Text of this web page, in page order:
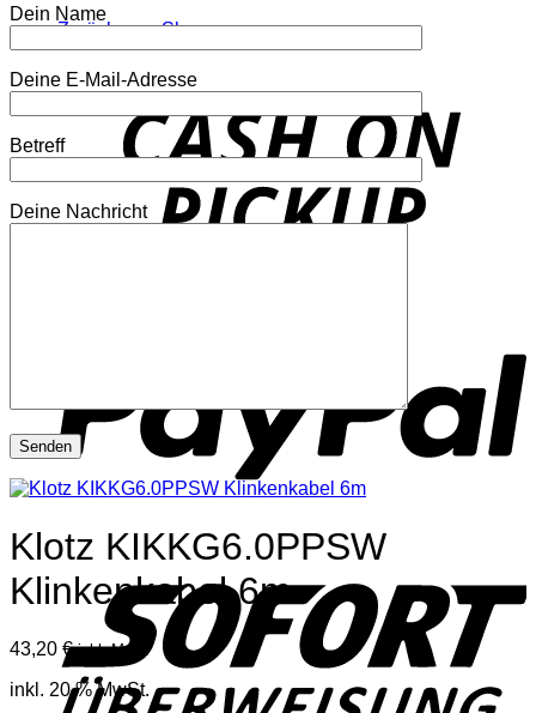
Zurück zum Shop
Dein Name
Deine E-Mail-Adresse
Betreff
Deine Nachricht
Klotz KIKKG6.0PPSW
Klinkenkabel 6m
43,20 € inkl. Mwst
inkl. 20 % MwSt.